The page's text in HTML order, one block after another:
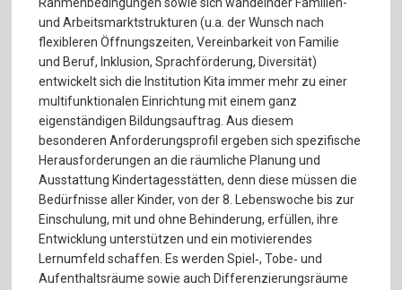
Rahmenbedingungen sowie sich wandelnder Familien-
und Arbeitsmarktstrukturen (u.a. der Wunsch nach
flexibleren Öffnungszeiten, Vereinbarkeit von Familie
und Beruf, Inklusion, Sprachförderung, Diversität)
entwickelt sich die Institution Kita immer mehr zu einer
multifunktionalen Einrichtung mit einem ganz
eigenständigen Bildungsauftrag. Aus diesem
besonderen Anforderungsprofil ergeben sich spezifische
Herausforderungen an die räumliche Planung und
Ausstattung Kindertagesstätten, denn diese müssen die
Bedürfnisse aller Kinder, von der 8. Lebenswoche bis zur
Einschulung, mit und ohne Behinderung, erfüllen, ihre
Entwicklung unterstützen und ein motivierendes
Lernumfeld schaffen. Es werden Spiel‐, Tobe‐ und
Aufenthaltsräume sowie auch Differenzierungsräume